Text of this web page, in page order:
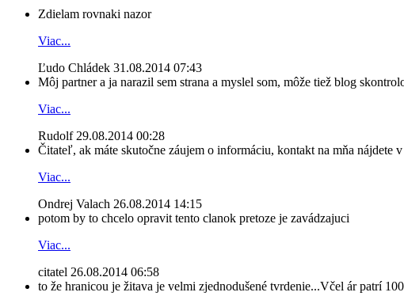
Zdielam rovnaki nazor
Viac...
Ľudo Chládek 31.08.2014 07:43
Môj partner a ja narazil sem strana a myslel som, môže tiež blog
Viac...
Rudolf 29.08.2014 00:28
Čitateľ, ak máte skutočne záujem o informáciu, kontakt na mňa nájdete
Viac...
Ondrej Valach 26.08.2014 14:15
potom by to chcelo opravit tento clanok pretoze je zavádzajuci
Viac...
citatel 26.08.2014 06:58
to že hranicou je žitava je velmi zjednodušené tvrdenie...Včel ár patrí